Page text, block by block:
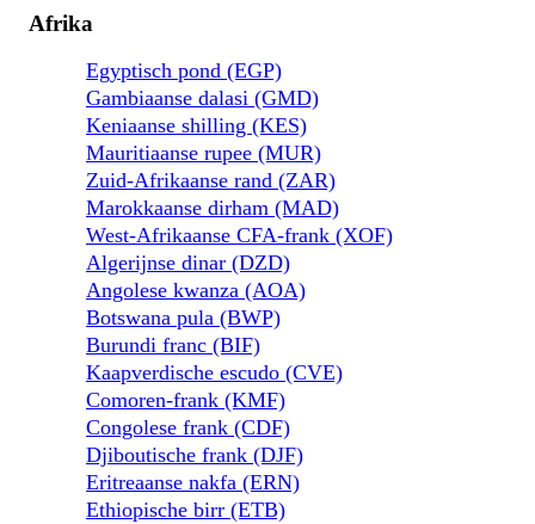
Afrika
Egyptisch pond (EGP)
Gambiaanse dalasi (GMD)
Keniaanse shilling (KES)
Mauritiaanse rupee (MUR)
Zuid-Afrikaanse rand (ZAR)
Marokkaanse dirham (MAD)
West-Afrikaanse CFA-frank (XOF)
Algerijnse dinar (DZD)
Angolese kwanza (AOA)
Botswana pula (BWP)
Burundi franc (BIF)
Kaapverdische escudo (CVE)
Comoren-frank (KMF)
Congolese frank (CDF)
Djiboutische frank (DJF)
Eritreaanse nakfa (ERN)
Ethiopische birr (ETB)